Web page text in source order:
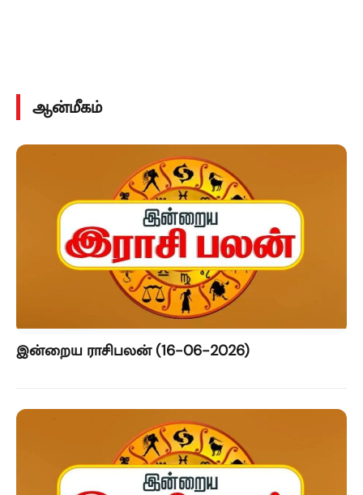
ஆன்மீகம்
இன்றைய ராசிபலன் (16-06-2026)